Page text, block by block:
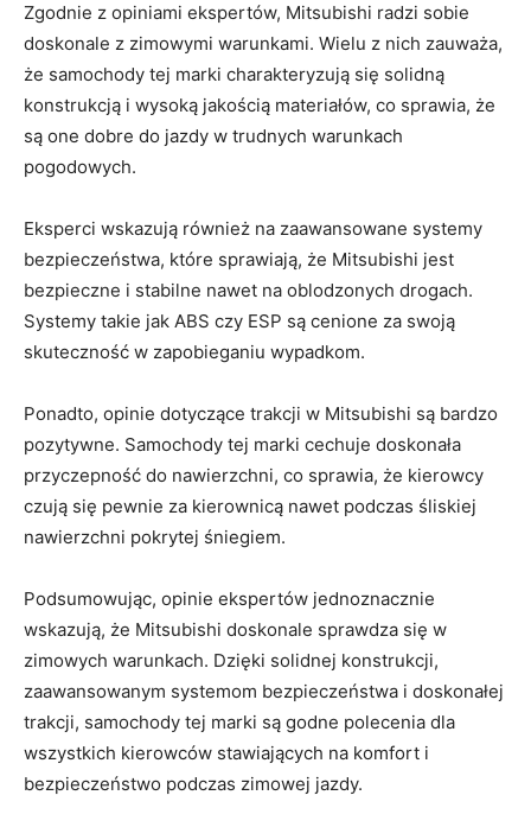
Zgodnie ‍z opiniami ekspertów, Mitsubishi radzi sobie
doskonale z zimowymi warunkami.​ Wielu‍ z nich zauważa,
że samochody tej marki charakteryzują się solidną
konstrukcją i wysoką jakością materiałów, co sprawia, że
są one dobre do jazdy w trudnych warunkach
pogodowych.
Eksperci wskazują również na zaawansowane‍ systemy
bezpieczeństwa, które ‌sprawiają, że Mitsubishi jest
bezpieczne ‌i⁣ stabilne nawet na oblodzonych drogach.
‌Systemy takie jak ABS czy ESP są cenione za swoją
skuteczność w​ zapobieganiu wypadkom.
Ponadto,​ opinie dotyczące trakcji w⁤ Mitsubishi są bardzo
‌pozytywne. Samochody ​tej marki cechuje doskonała
przyczepność do nawierzchni, co sprawia, że kierowcy
czują się pewnie za kierownicą nawet podczas śliskiej
nawierzchni pokrytej ⁣śniegiem.
Podsumowując, opinie ekspertów jednoznacznie
wskazują, że Mitsubishi doskonale⁣ sprawdza się ‌w‌
zimowych warunkach.‍ Dzięki solidnej konstrukcji,
zaawansowanym systemom ‍bezpieczeństwa i⁢ doskonałej
trakcji, samochody tej marki są godne​ polecenia dla
⁣wszystkich kierowców stawiających na komfort i
bezpieczeństwo podczas zimowej jazdy.